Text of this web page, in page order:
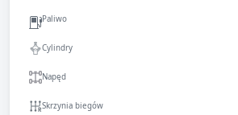
Paliwo
Cylindry
Napęd
Skrzynia biegów